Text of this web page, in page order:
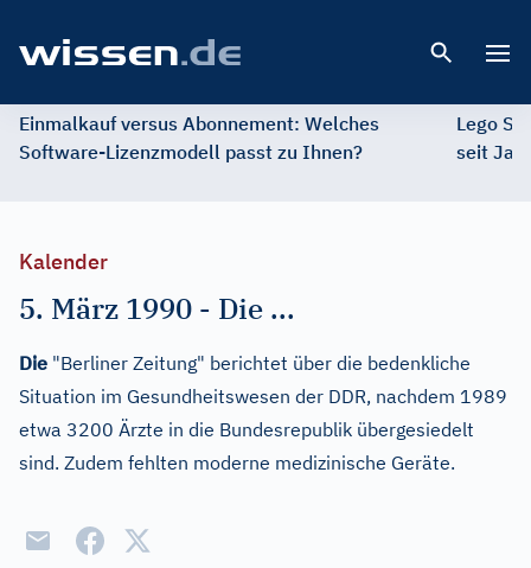
Einmalkauf versus Abonnement: Welches
Software-Lizenzmodell passt zu Ihnen?
Lego
seit
Kalender
5. März 1990 - Die ...
Die "Berliner Zeitung" berichtet über die bedenkliche
Situation im Gesundheitswesen der DDR, nachdem 1989
etwa 3200 Ärzte in die Bundesrepublik übergesiedelt
sind. Zudem fehlten moderne medizinische Geräte.